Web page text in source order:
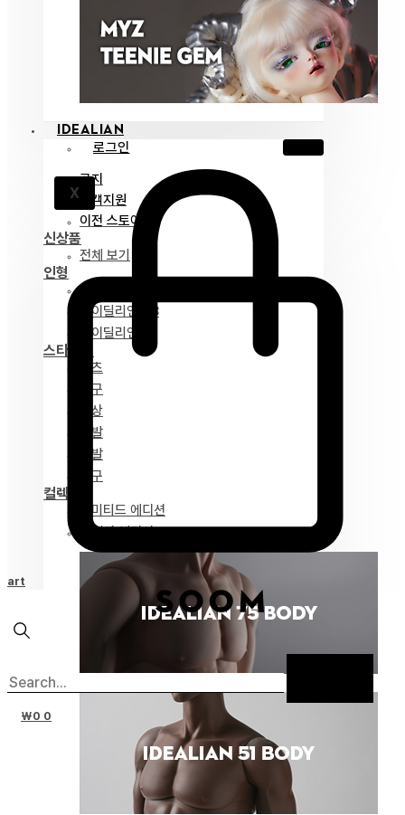
IDEALIAN
로그인
X
공지
고객지원
이전 스토어
신상품
전체 보기
인형
아이딜리언 75
아이딜리언 68
아이딜리언 51
스타일링
파츠
안구
의상
가발
신발
도구
컬렉션
리미티드 에디션
스페셜 에디션
₩0 0